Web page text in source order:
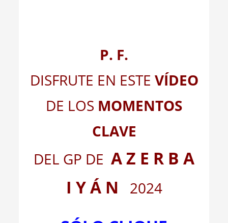
P. F.
DISFRUTE EN ESTE VÍDEO
DE LOS MOMENTOS
CLAVE
DEL GP DE A Z E R B A
I Y Á N
2024